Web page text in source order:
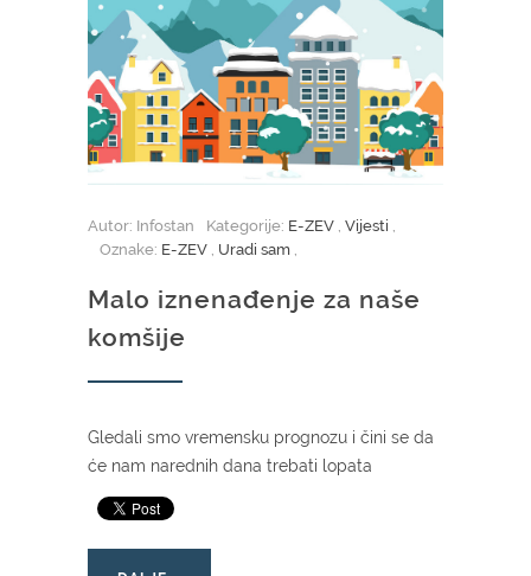
Autor: Infostan Kategorije: E-ZEV Vijesti
Oznake: E-ZEV Uradi sam
Malo iznenađenje za naše
komšije
Gledali smo vremensku prognozu i čini se da
će nam narednih dana trebati lopata